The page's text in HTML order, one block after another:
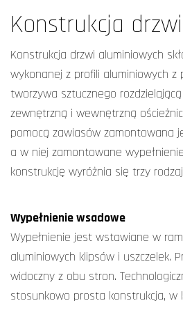
Konstrukcja drzwi
Konstrukcja drzwi aluminiowych
wykonanej z profili aluminiowych z
tworzywa sztucznego
zewnętrzną i wewnętrzną
pomocą zawiasów zamontowana
a w niej zamontowane
konstrukcję wyróżnia się trzy
Wypełnienie wsadowe
Wypełnienie jest wstawiane w
aluminiowych klipsów i uszczelek.
widoczny z obu stron.
stosunkowo prosta konstrukcja, w